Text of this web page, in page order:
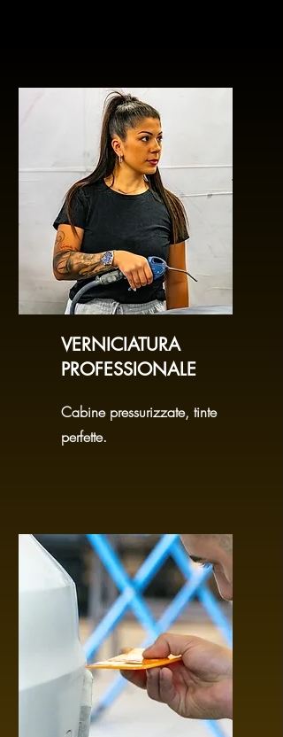
VERNICIATURA
PROFESSIONALE
Cabine pressurizzate, tinte
perfette.